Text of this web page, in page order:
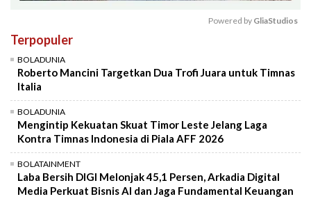
Powered by GliaStudios
Terpopuler
BOLADUNIA
Roberto Mancini Targetkan Dua Trofi Juara untuk Timnas
Italia
BOLADUNIA
Mengintip Kekuatan Skuat Timor Leste Jelang Laga
Kontra Timnas Indonesia di Piala AFF 2026
BOLATAINMENT
Laba Bersih DIGI Melonjak 45,1 Persen, Arkadia Digital
Media Perkuat Bisnis AI dan Jaga Fundamental Keuangan